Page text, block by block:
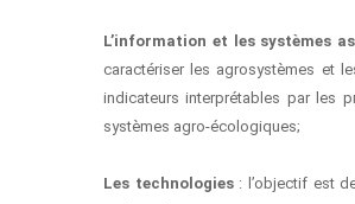
L’information et les systèmes
caractériser les agrosystèmes et
indicateurs interprétables par les
systèmes agro-écologiques;
Les technologies: l’objectif est